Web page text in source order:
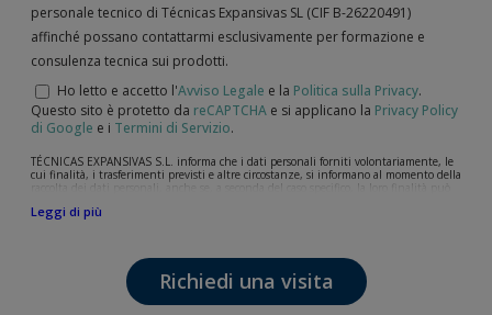
personale tecnico di Técnicas Expansivas SL (CIF B-­26220491)
affinché possano contattarmi esclusivamente per formazione e
consulenza tecnica sui prodotti.
Ho letto e accetto l'Avviso Legale e la Politica sulla Privacy.
Questo sito è protetto da reCAPTCHA e si applicano la Privacy Policy
di Google e i Termini di Servizio.
TÉCNICAS EXPANSIVAS S.L. informa che i dati personali forniti volontariamente, le
cui finalità, i trasferimenti previsti e altre circostanze, si informano al momento della
raccolta dei dati personali, anche se, a seconda del caso specifico, la loro finalità può
mantenimento della relazione stabilita, la gestione integrale e commerciale dei
I dati contenuti nei nostri archivi sono assolutamente confidenziali e saranno
trattati con la massima riservatezza e nel rispetto di tutti i requisiti del
Regolamento Generale sulla Protezione dei Dati (GDPR) del 27 aprile 2016. I dati
rimarranno registrati nei nostri archivi per il tempo necessario allo scopo per il quale
Leggi di più
Richiedi una visita